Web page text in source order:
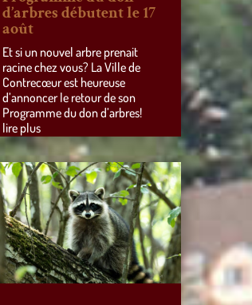
d’arbres débutent le 17
août
Et si un nouvel arbre prenait
racine chez vous? La Ville de
Contrecœur est heureuse
d’annoncer le retour de son
Programme du don d’arbres!
lire plus